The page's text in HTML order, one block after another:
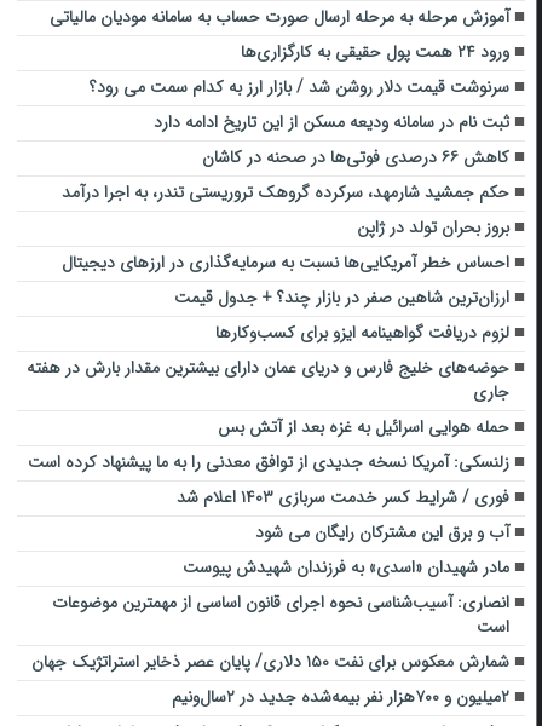
آموزش مرحله به مرحله ارسال صورت‌ حساب به سامانه مودیان مالیاتی
ورود ۲۴ همت پول حقیقی به کارگزاری‌ها
سرنوشت قیمت دلار روشن شد / بازار ارز به کدام سمت می رود؟
ثبت نام در سامانه ودیعه مسکن از این تاریخ ادامه دارد
کاهش ۶۶ درصدی فوتی‌ها در صحنه در کاشان
حکم جمشید شارمهد، سرکرده گروهک تروریستی تندر، به اجرا درآمد
بروز بحران تولد در ژاپن
احساس خطر آمریکایی‌ها نسبت به سرمایه‌گذاری در ارزهای دیجیتال
ارزان‌ترین شاهین صفر در بازار چند؟ + جدول قیمت
لزوم دریافت گواهینامه ایزو برای کسب‌وکارها
حوضه‌های خلیج فارس و دریای عمان دارای بیشترین مقدار بارش در هفته
جاری
حمله هوایی اسرائیل به غزه بعد از آتش بس
زلنسکی: آمریکا نسخه جدیدی از توافق معدنی را به ما پیشنهاد کرده است
فوری / شرایط کسر خدمت سربازی ۱۴۰۳ اعلام شد
آب و برق این مشترکان رایگان می شود
مادر شهیدان «اسدی» به فرزندان شهیدش پیوست
انصاری: آسیب‌شناسی نحوه اجرای قانون اساسی از مهمترین موضوعات
است
شمارش معکوس برای نفت ۱۵۰ دلاری/ پایان عصر ذخایر استراتژیک جهان
۲میلیون و ۷۰۰هزار نفر بیمه‌شده جدید در ۲سال‌ونیم